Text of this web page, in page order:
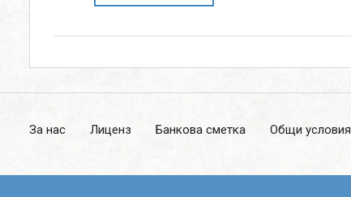
За нас Лиценз Банкова сметка Общи условия